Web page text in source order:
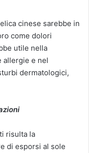
cinese sarebbe in
come dolori
utile nella
allergie e nel
dermatologici,
risulta la
di esporsi al sole